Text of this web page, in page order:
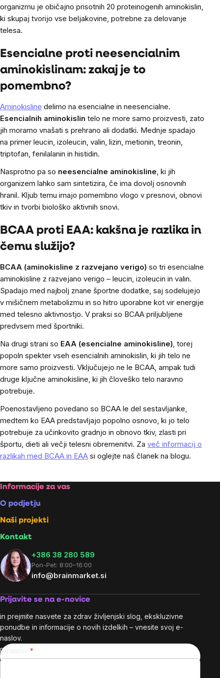
organizmu je običajno prisotnih 20 proteinogenih aminokislin,
ki skupaj tvorijo vse beljakovine, potrebne za delovanje
telesa.
Esencialne proti neesencialnim
aminokislinam: zakaj je to
pomembno?
Aminokisline delimo na esencialne in neesencialne.
Esencialnih aminokislin telo ne more samo proizvesti, zato
jih moramo vnašati s prehrano ali dodatki. Mednje spadajo
na primer leucin, izoleucin, valin, lizin, metionin, treonin,
triptofan, fenilalanin in histidin.
Nasprotno pa so neesencialne aminokisline , ki jih
organizem lahko sam sintetizira, če ima dovolj osnovnih
hranil. Kljub temu imajo pomembno vlogo v presnovi, obnovi
tkiv in tvorbi biološko aktivnih snovi.
BCAA proti EAA: kakšna je razlika in
čemu služijo?
BCAA (aminokisline z razvejano verigo) so tri esencialne
aminokisline z razvejano verigo – leucin, izoleucin in valin.
Spadajo med najbolj znane športne dodatke, saj sodelujejo
v mišičnem metabolizmu in so hitro uporabne kot vir energije
med telesno aktivnostjo. V praksi so BCAA priljubljene
predvsem med športniki.
Na drugi strani so EAA (esencialne aminokisline) , torej
popoln spekter vseh esencialnih aminokislin, ki jih telo ne
more samo proizvesti. Vključujejo ne le BCAA, ampak tudi
druge ključne aminokisline, ki jih človeško telo naravno
potrebuje.
Poenostavljeno povedano so BCAA le del sestavljanke,
medtem ko EAA predstavljajo popolno osnovo, ki jo telo
potrebuje za učinkovito gradnjo in obnovo tkiv, zlasti pri
športu, dieti ali večji telesni obremenitvi. Za več informacij o
razlikah med BCAA in EAA si oglejte naš članek na blogu.
Footer
Informacije za vas
O podjetju
Naši projekti
Kontakt
+386 38 280 589
Pon-Pet: 8:00–16:00
info@brainmarket.si
Prijavite se na e-novice
in prejmite nasvete za zdrav življenjski slog, ekskluzivne
ponudbe in informacije o novih izdelkih – vnesite svoj e-
naslov.
E-naslov